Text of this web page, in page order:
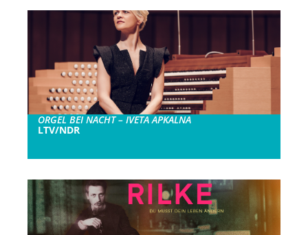
ORGEL BEI NACHT – IVETA APKALNA
LTV/NDR